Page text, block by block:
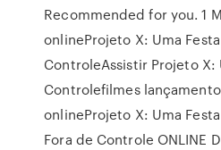
Recommended for you. 1
onlineProjeto X: Uma
ControleAssistir Projeto X:
Controlefilmes
onlineProjeto X: Uma
Fora de Controle ONLINE